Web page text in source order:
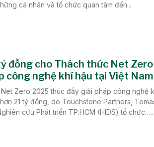
cá nhân và tổ chức quan tâm đến...
đồng cho Thách thức Net
công nghệ khí hậu tại Việt Nam
Zero 2025 thúc đẩy giải pháp công nghệ
21 tỷ đồng, do Touchstone Partners,
cứu Phát triển TP.HCM (HIDS) tổ chức…...